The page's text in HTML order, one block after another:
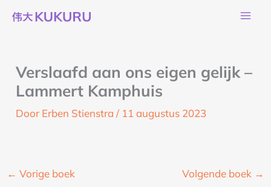
naar
Verslaafd aan ons eigen gelijk –
Lammert Kamphuis
Door Erben Stienstra/ 11 augustus 2023
← Vorige boek Volgende boek →